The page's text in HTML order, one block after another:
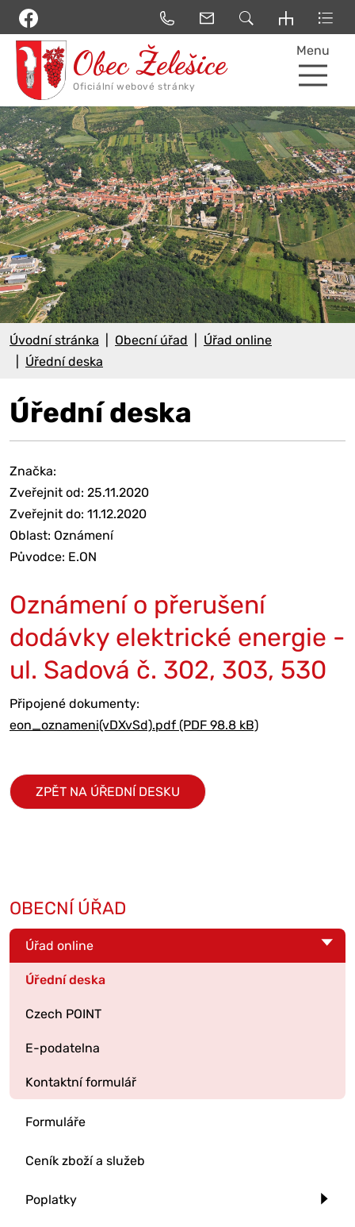
Menu
Úvodní stránka Obecní úřad
Úřad online
Úřední deska
Úřední deska
Značka:
Zveřejnit od: 25.11.2020
Zveřejnit do: 11.12.2020
Oblast: Oznámení
Původce: E.ON
Oznámení o přerušení
dodávky elektrické energie -
ul. Sadová č. 302, 303, 530
Připojené dokumenty:
eon_oznameni(vDXvSd).pdf (PDF 98.8 kB)
ZPĚT NA ÚŘEDNÍ DESKU
OBECNÍ ÚŘAD
Úřad online
Úřední deska
Czech POINT
E-podatelna
Kontaktní formulář
Formuláře
Ceník zboží a služeb
Poplatky